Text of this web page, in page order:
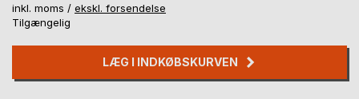
inkl. moms / ekskl. forsendelse
Tilgængelig
LÆG I INDKØBSKURVEN